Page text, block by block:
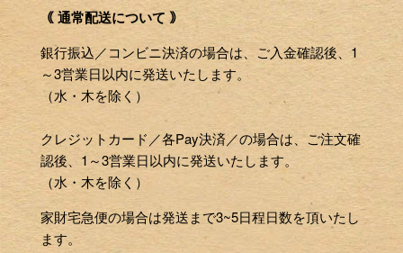
｟ 通常配送について ｠
銀行振込／コンビニ決済の場合は、ご入金確認後、1
～3営業日以内に発送いたします。
（水・木を除く）
クレジットカード／各Pay決済／の場合は、ご注文確
認後、1～3営業日以内に発送いたします。
（水・木を除く）
家財宅急便の場合は発送まで3~5日程日数を頂いたし
ます。